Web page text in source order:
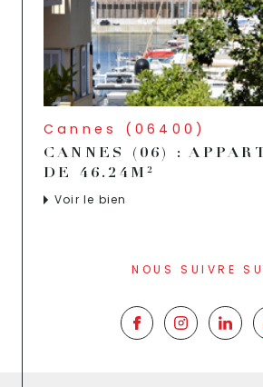
Cannes (06400)
CANNES (06) :
DE 46.24M²
Voir le bien
NOUS SUIVRE